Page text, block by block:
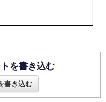
を書き込む
書き込む